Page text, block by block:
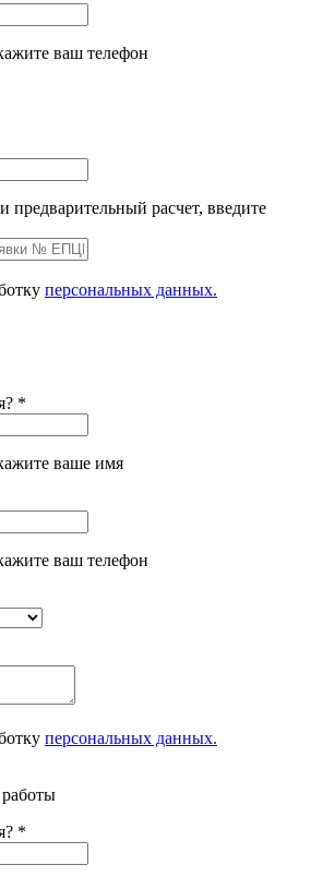
ваш телефон
предварительный расчет, введите
персональных данных.
*
ваше имя
ваш телефон
персональных данных.
работы
*